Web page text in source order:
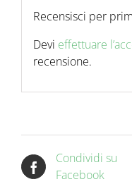
Recensisci per
Devi effettuare
recensione.
Condividi su
Facebook